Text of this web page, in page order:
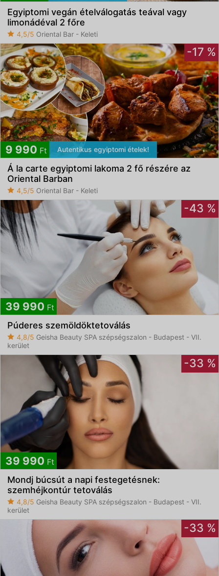
Egyiptomi vegán ételválogatás teával vagy
limonádéval 2 főre
4,5/5 Oriental Bar - Keleti
-17 %
9 990 Ft Autentikus egyiptomi ételek!
Á la carte egyiptomi lakoma 2 fő részére az
Oriental Barban
4,5/5 Oriental Bar - Keleti
-43 %
39 990 Ft
Púderes szemöldöktetoválás
4,8/5 Geisha Beauty SPA szépségszalon - Budapest - VII.
kerület
-33 %
39 990 Ft
Mondj búcsút a napi festegetésnek:
szemhéjkontúr tetoválás
4,8/5 Geisha Beauty SPA szépségszalon - Budapest - VII.
kerület
-33 %